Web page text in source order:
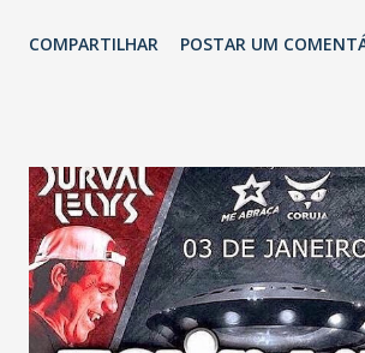
Fortaleza pega também amanhã, às três
COMPARTILHAR POSTAR UM